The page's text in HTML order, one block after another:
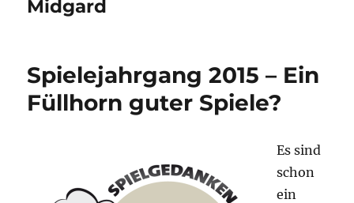
Midgard
Spielejahrgang 2015 – Ein
Füllhorn guter Spiele?
Es sind
schon
ein